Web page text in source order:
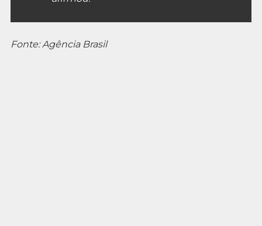
Fonte: Agência Brasil